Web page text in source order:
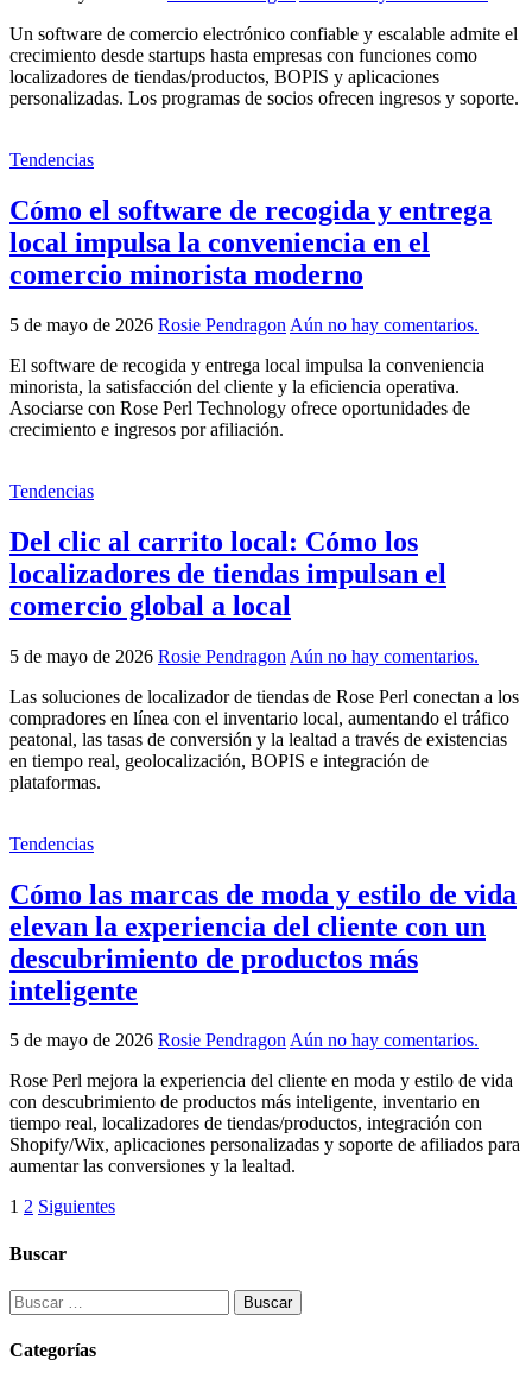
Un software de comercio electrónico confiable y escalable admite el
crecimiento desde startups hasta empresas con funciones como
localizadores de tiendas/productos, BOPIS y aplicaciones
personalizadas. Los programas de socios ofrecen ingresos y soporte.
Tendencias
Cómo el software de recogida y entrega
local impulsa la conveniencia en el
comercio minorista moderno
5 de mayo de 2026 Rosie Pendragon Aún no hay comentarios.
El software de recogida y entrega local impulsa la conveniencia
minorista, la satisfacción del cliente y la eficiencia operativa.
Asociarse con Rose Perl Technology ofrece oportunidades de
crecimiento e ingresos por afiliación.
Tendencias
Del clic al carrito local: Cómo los
localizadores de tiendas impulsan el
comercio global a local
5 de mayo de 2026 Rosie Pendragon Aún no hay comentarios.
Las soluciones de localizador de tiendas de Rose Perl conectan a los
compradores en línea con el inventario local, aumentando el tráfico
peatonal, las tasas de conversión y la lealtad a través de existencias
en tiempo real, geolocalización, BOPIS e integración de
plataformas.
Tendencias
Cómo las marcas de moda y estilo de vida
elevan la experiencia del cliente con un
descubrimiento de productos más
inteligente
5 de mayo de 2026 Rosie PendragonAún no hay comentarios.
Rose Perl mejora la experiencia del cliente en moda y estilo de vida
con descubrimiento de productos más inteligente, inventario en
tiempo real, localizadores de tiendas/productos, integración con
Shopify/Wix, aplicaciones personalizadas y soporte de afiliados para
aumentar las conversiones y la lealtad.
Paginación
de
1 2 Siguientes
Buscar
Buscar:
Categorías